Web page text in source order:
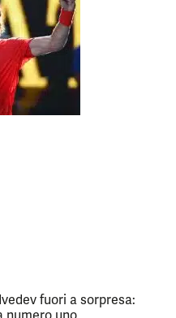
fuori a sorpresa: